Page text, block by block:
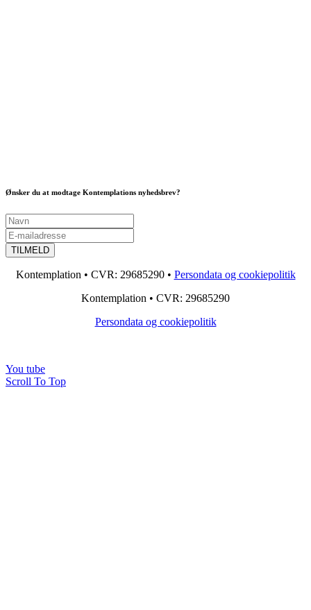
Ønsker du at modtage Kontemplations nyhedsbrev?
Kontemplation • CVR: 29685290 • Persondata og cookiepolitik
Kontemplation • CVR: 29685290
Persondata og cookiepolitik
You tube
Scroll To Top